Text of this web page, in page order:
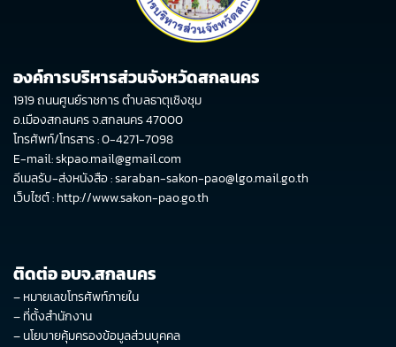
องค์การบริหารส่วนจังหวัดสกลนคร
1919 ถนนศูนย์ราชการ ตำบลธาตุเชิงชุม
อ.เมืองสกลนคร จ.สกลนคร 47000
โทรศัพท์/โทรสาร : 0-4271-7098
E-mail: skpao.mail@gmail.com
อีเมลรับ-ส่งหนังสือ : saraban-sakon-pao@lgo.mail.go.th
เว็บไซต์ :http://www.sakon-pao.go.th
ติดต่อ อบจ.สกลนคร
–หมายเลขโทรศัพท์ภายใน
–ที่ตั้งสำนักงาน
–นโยบายคุ้มครองข้อมูลส่วนบุคคล